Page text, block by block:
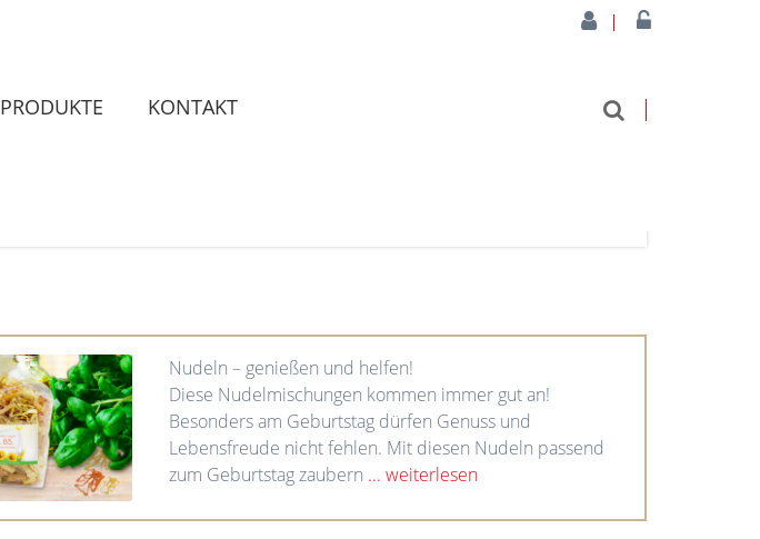
PRODUKTE KONTAKT
Nudeln – genießen und helfen!
Diese Nudelmischungen kommen immer gut an!
Besonders am Geburtstag dürfen Genuss und
Lebensfreude nicht fehlen. Mit diesen Nudeln passend
zum Geburtstag zaubern ... weiterlesen